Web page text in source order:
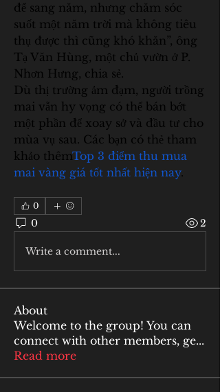
để sang năm, nhưng chăm sóc
suốt một năm trời mà không tiêu
thụ được thì cũng khó khăn”, ông
Tạ Văn Hùng, một chủ vườn ở P.
Nhơn Hưng, chia sẻ.
Dù thị trường ảm đạm, người trồng
mai vẫn hy vọng có thể bán bớt
một phần để xoay sở và đầu tư cho
mùa vụ sau. Các bạn có thẻ tham
khảo thêmTop 3 điểm thu mua
mai vàng giá tốt nhất hiện nay.
0
0 2
Write a comment...
About
Welcome to the group! You can
connect with other members, ge...
Read more